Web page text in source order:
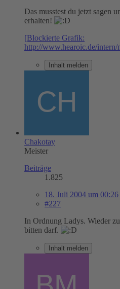
Das musstest du jetzt sagen
erhalten!
[Blockierte Grafik:
http://www.hearoic.de/intern/
Inhalt melden
Chakotay
Meister
Beiträge
1.825
18. Juli 2004 um 00:26
#227
In Ordnung Ladys. Wieder
bitten darf.
Inhalt melden